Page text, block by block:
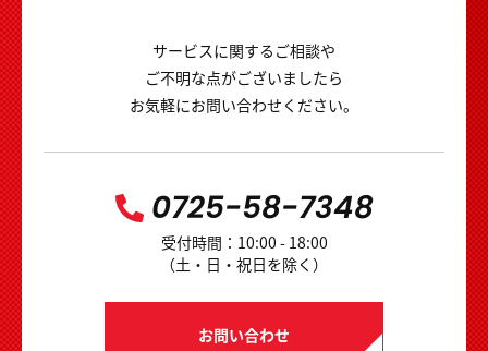
サービスに関するご相談や
ご不明な点がございましたら
お気軽にお問い合わせください。
0725-58-7348
受付時間：10:00 - 18:00
（土・日・祝日を除く）
お問い合わせ